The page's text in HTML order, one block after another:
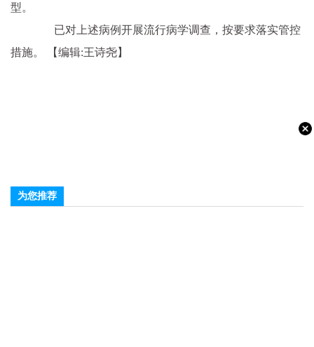
型。
已对上述病例开展流行病学调查，按要求落实管控
措施。
【编辑:王诗尧】
为您推荐